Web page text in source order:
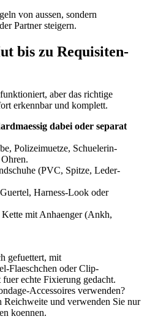
von aussen, sondern
Partner steigern.
bis zu Requisiten-
aber das richtige
erkennbar und komplett.
dabei oder separat
Polizeimuetze, Schuelerin-
(PVC, Spitze, Leder-
Harness-Look oder
mit Anhaenger (Ankh,
gefuettert, mit
Flaeschchen oder Clip-
echte Fixierung gedacht.
Accessoires verwenden?
Reichweite und verwenden Sie nur
koennen.